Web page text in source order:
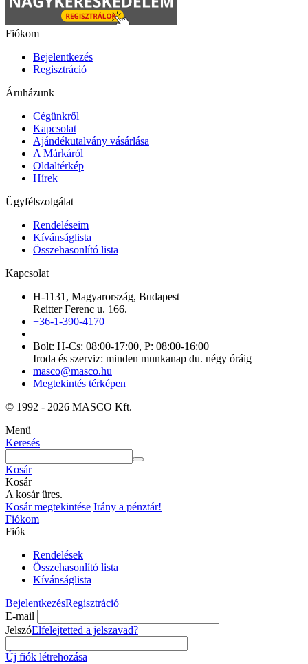
Fiókom
Bejelentkezés
Regisztráció
Áruházunk
Cégünkről
Kapcsolat
Ajándékutalvány vásárlása
A Márkáról
Oldaltérkép
Hírek
Ügyfélszolgálat
Rendeléseim
Kívánságlista
Összehasonlító lista
Kapcsolat
H-1131, Magyarország, Budapest
Reitter Ferenc u. 166.
+36-1-390-4170
Bolt: H-Cs: 08:00-17:00, P: 08:00-16:00
Iroda és szerviz: minden munkanap du. négy óráig
masco@masco.hu
Megtekintés térképen
© 1992 - 2026 MASCO Kft.
Menü
Keresés
Kosár
Kosár
A kosár üres.
Kosár megtekintése Irány a pénztár!
Fiókom
Fiók
Rendelések
Összehasonlító lista
Kívánságlista
BejelentkezésRegisztráció
E-mail
JelszóElfelejtetted a jelszavad?
Új fiók létrehozása